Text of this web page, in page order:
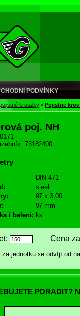
PODMÍNKY
kroužky > Pojistné
poj. NH
73182400
DIN 471
steel
97 x 3,00
97 mm
/ balení: ks
Cena za
za jednotku se odvíjí od
PORADIT?